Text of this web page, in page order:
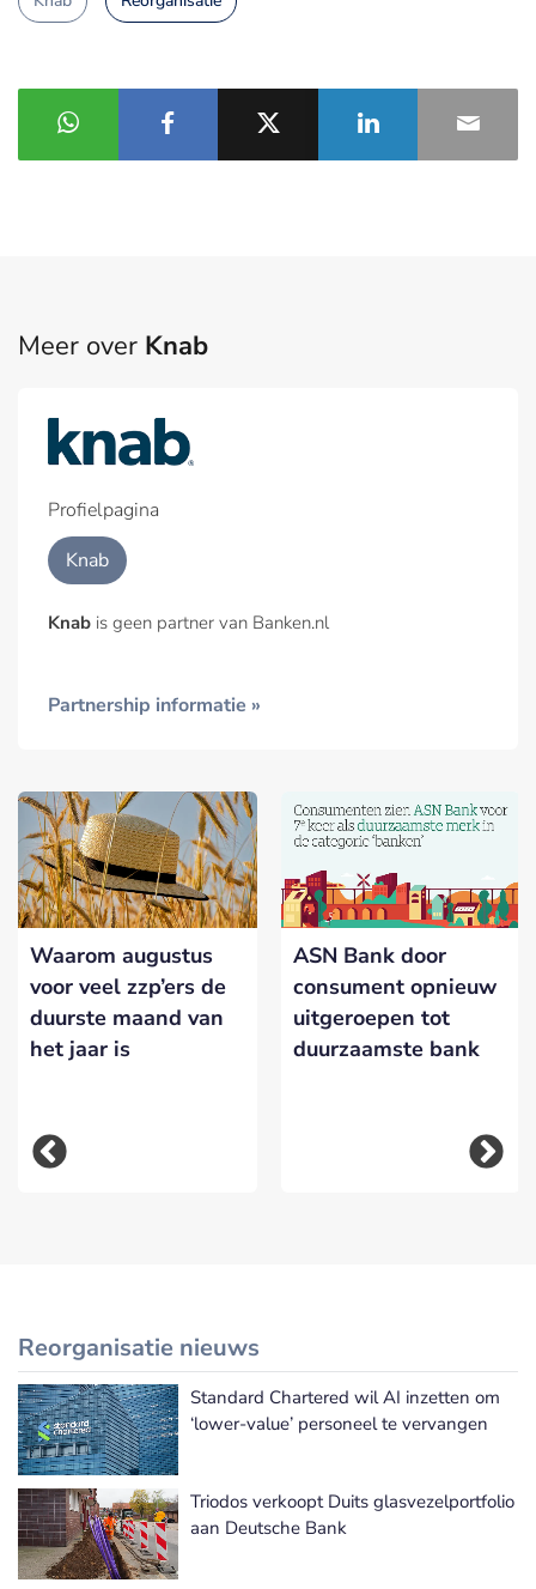
Meer over Knab
Profielpagina
Knab
Knab is geen partner van Banken.nl
Partnership informatie »
Waarom augustus
voor veel zzp’ers de
duurste maand van
het jaar is
ASN Bank door
consument opnieuw
uitgeroepen tot
duurzaamste bank
Reorganisatie nieuws
Meer Reorganisatie nieuws
Standard Chartered wil AI inzetten om
‘lower-value’ personeel te vervangen
Triodos verkoopt Duits glasvezelportfolio
aan Deutsche Bank